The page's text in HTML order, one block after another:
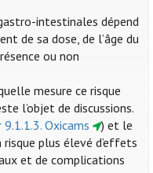
intestinales dépend
de sa dose, de l’âge du
ou non
mesure ce risque
l’objet de discussions.
9.1.1.3. Oxicams
) et le
plus élevé d’effets
et de complications